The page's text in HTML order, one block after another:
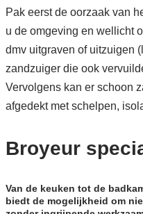
Pak eerst de oorzaak van
u de omgeving en wellicht
dmv uitgraven of uitzuigen
zandzuiger die ook
Vervolgens kan er schoon
afgedekt met schelpen,
Broyeur
Van de keuken tot de
biedt de mogelijkheid om